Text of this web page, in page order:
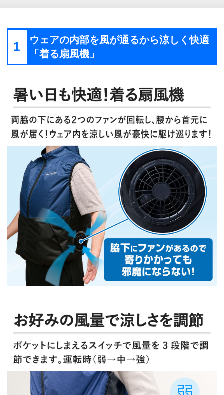
1
ウェアの内部を風が通るから涼しく快適
「着る扇風機」